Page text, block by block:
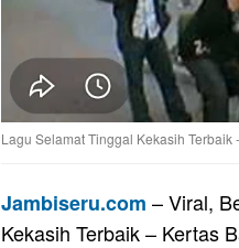
Lagu Selamat Tinggal Kekasih Terbaik
Jambiseru.com – Viral,
Kekasih Terbaik – Kertas